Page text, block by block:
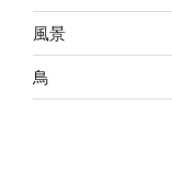
風景
鳥